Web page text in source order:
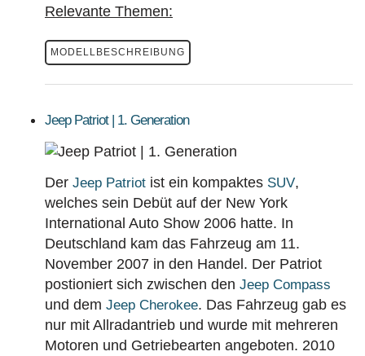
Relevante Themen:
MODELLBESCHREIBUNG
Jeep Patriot | 1. Generation
Der Jeep Patriot ist ein kompaktes SUV,
welches sein Debüt auf der New York
International Auto Show 2006 hatte. In
Deutschland kam das Fahrzeug am 11.
November 2007 in den Handel. Der Patriot
postioniert sich zwischen den Jeep Compass
und dem Jeep Cherokee. Das Fahrzeug gab es
nur mit Allradantrieb und wurde mit mehreren
Motoren und Getriebearten angeboten. 2010